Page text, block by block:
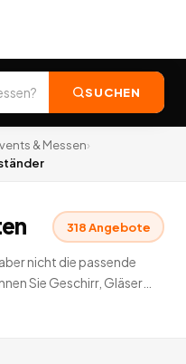
SUCHEN
& Messen›
318Angebote
nicht die passende
Sie Geschirr, Gläser
Abend steht damit